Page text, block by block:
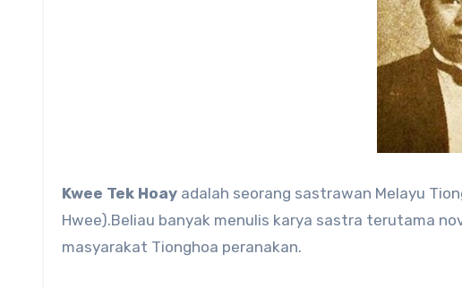
Kwee Tek Hoay adalah seorang sastrawan Melayu
Hwee).Beliau banyak menulis karya sastra terutama
masyarakat Tionghoa peranakan.